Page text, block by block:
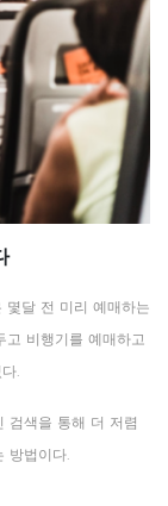
몇달 전 미리 예매하는
고 비행기를 예매하고
다.
검색을 통해 더 저렴
방법이다.